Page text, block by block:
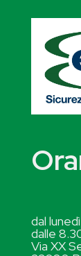
dal
dalle
Via XX